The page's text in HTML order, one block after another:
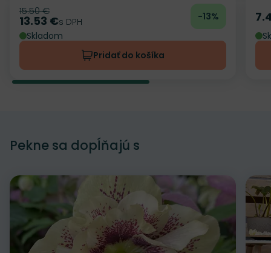
Pôvodná cena
15.50 €
Cena
13.53 €s DPH
-13%
Skladom
Pridať do košíka
Pekne sa dopĺňajú s